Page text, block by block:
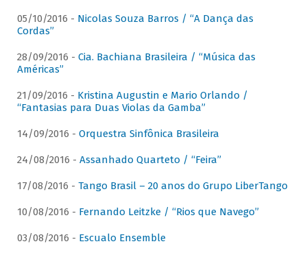
05/10/2016 - Nicolas Souza Barros / “A Dança das
Cordas”
28/09/2016 - Cia. Bachiana Brasileira / “Música das
Américas”
21/09/2016 - Kristina Augustin e Mario Orlando /
“Fantasias para Duas Violas da Gamba”
14/09/2016 - Orquestra Sinfônica Brasileira
24/08/2016 - Assanhado Quarteto / “Feira”
17/08/2016 - Tango Brasil – 20 anos do Grupo LiberTango
10/08/2016 - Fernando Leitzke / “Rios que Navego”
03/08/2016 - Escualo Ensemble